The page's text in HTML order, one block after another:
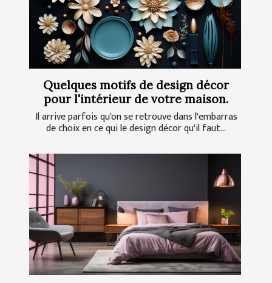
Quelques motifs de design décor
pour l'intérieur de votre maison.
Il arrive parfois qu'on se retrouve dans l'embarras
de choix en ce qui le design décor qu'il faut...